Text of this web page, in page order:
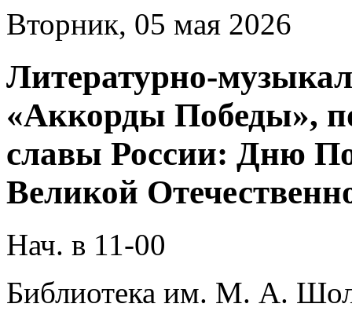
Вторник, 05 мая 2026
Литературно-
«Аккорды Победы»,
славы России: Дню
Великой
Нач. в 11-00
Библиотека им. М. А.